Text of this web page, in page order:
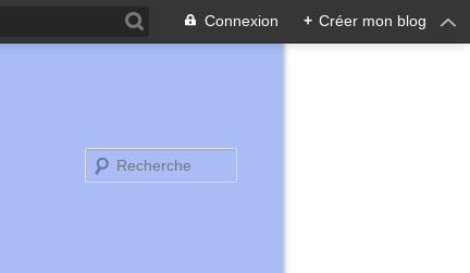
Connexion + Créer mon blog